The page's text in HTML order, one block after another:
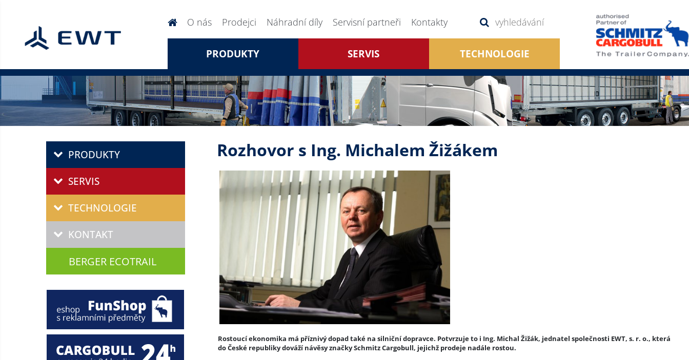
O nás Prodejci Náhradní díly Servisní partneři Kontakty
PRODUKTY SERVIS TECHNOLOGIE
Rozhovor s Ing. Michalem Žižákem
Rostoucí ekonomika má příznivý dopad také na silniční dopravce. Potvrzuje to i Ing. Michal Žižák, jednatel společnosti EWT, s. r. o., která
do České republiky dováží návěsy značky Schmitz Cargobull, jejichž prodeje nadále rostou.
PRODUKTY
SERVIS
TECHNOLOGIE
KONTAKT
BERGER ECOTRAIL